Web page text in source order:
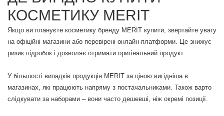
КОСМЕТИКУ MERIT
Якщо ви плануєте косметику бренду MERIT купити, звертайте увагу
на офіційні магазини або перевірені онлайн-платформи. Це знижує
ризик підробок і дозволяє отримати оригінальний продукт.
У більшості випадків продукція MERIT за ціною вигідніша в
магазинах, які працюють напряму з постачальниками. Також варто
слідкувати за наборами – вони часто дешевші, ніж окремі позиції.